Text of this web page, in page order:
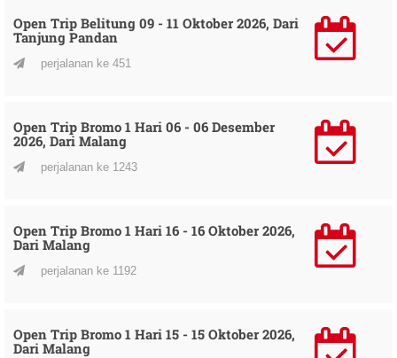
Open Trip Belitung 09 - 11 Oktober 2026, Dari
Tanjung Pandan
perjalanan ke 451
Open Trip Bromo 1 Hari 06 - 06 Desember
2026, Dari Malang
perjalanan ke 1243
Open Trip Bromo 1 Hari 16 - 16 Oktober 2026,
Dari Malang
perjalanan ke 1192
Open Trip Bromo 1 Hari 15 - 15 Oktober 2026,
Dari Malang